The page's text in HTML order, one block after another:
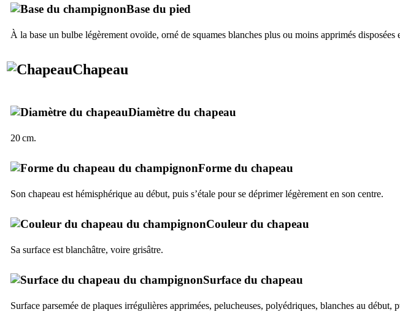
Base du pied
À la base un bulbe légèrement ovoïde, orné de squames blanches plus ou moins apprimés disposées
Chapeau
Diamètre du chapeau
20 cm.
Forme du chapeau
Son chapeau est hémisphérique au début, puis s’étale pour se déprimer légèrement en son centre.
Couleur du chapeau
Sa surface est blanchâtre, voire grisâtre.
Surface du chapeau
Surface parsemée de plaques irrégulières apprimées, pelucheuses, polyédriques, blanches au début,